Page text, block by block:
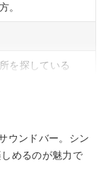
。
を探している
ウンドバー。シン
めるのが魅力で